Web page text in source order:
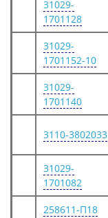
31029-
1701128
31029-
1701152-10
31029-
1701140
3110-3802033
31029-
1701082
258611-П18